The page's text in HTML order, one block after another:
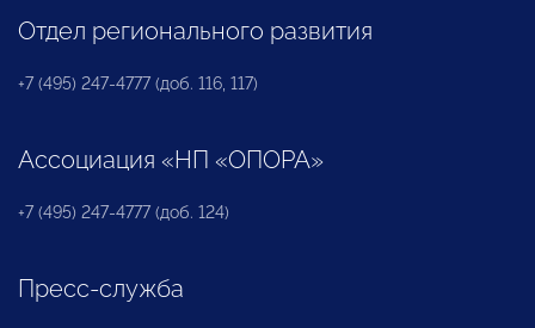
Отдел регионального развития
+7 (495) 247-4777 (доб. 116, 117)
Ассоциация «НП «ОПОРА»
+7 (495) 247-4777 (доб. 124)
Пресс-служба